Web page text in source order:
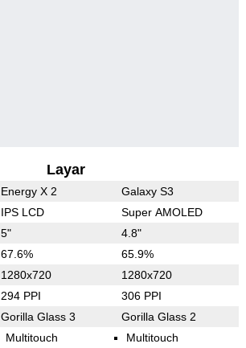
Layar
Energy X 2 Galaxy S3
IPS LCD Super AMOLED
5" 4.8"
67.6% 65.9%
1280x720 1280x720
294 PPI 306 PPI
Gorilla Glass 3 Gorilla Glass 2
Multitouch Multitouch